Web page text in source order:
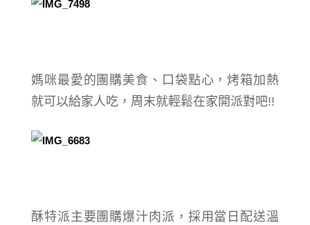
媽咪最愛的團購美食、口袋點心，烤箱加熱
就可以給家人吃，周末就輕鬆在家開派對吧!!
酥特派主要團購爆汁肉派，採用當日配送溫